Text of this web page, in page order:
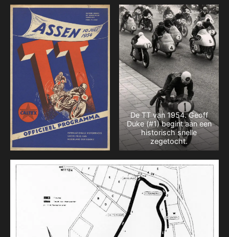
De TT van 1954. Geoff
Duke (#1) begint aan een
historisch snelle
zegetocht.